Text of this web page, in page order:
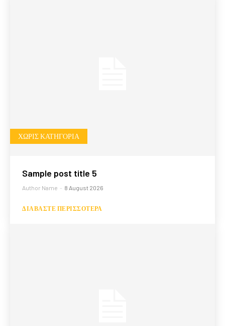
ΧΩΡΊΣ ΚΑΤΗΓΟΡΊΑ
Sample post title 5
Author Name - 8 August 2026
ΔΙΑΒΆΣΤΕ ΠΕΡΙΣΣΌΤΕΡΑ